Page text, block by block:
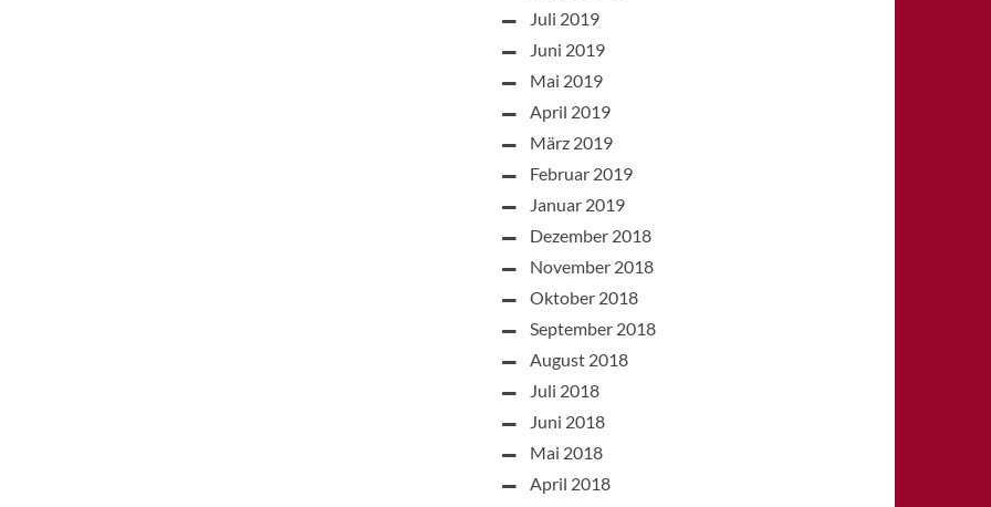
Juli 2019
Juni 2019
Mai 2019
April 2019
März 2019
Februar 2019
Januar 2019
Dezember 2018
November 2018
Oktober 2018
September 2018
August 2018
Juli 2018
Juni 2018
Mai 2018
April 2018